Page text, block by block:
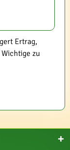
Ertrag,
zu